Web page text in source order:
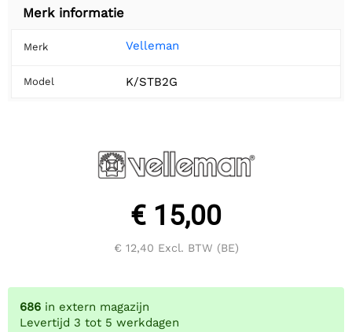
Merk informatie
Merk Velleman
Model K/STB2G
€ 15,00
€ 12,40 Excl. BTW (BE)
686 in extern magazijn
Levertijd 3 tot 5 werkdagen